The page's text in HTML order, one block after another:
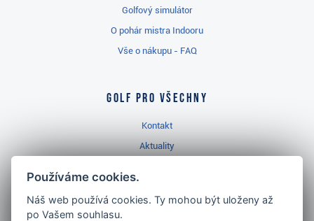
Golfový simulátor
O pohár mistra Indooru
Vše o nákupu - FAQ
Golf pro všechny
Kontakt
Aktuality
Golfový slovník
Používáme cookies.
Náš web používá cookies. Ty mohou být uloženy až
po Vašem souhlasu.